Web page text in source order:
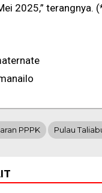
2025,” terangnya.
PPPK Pulau